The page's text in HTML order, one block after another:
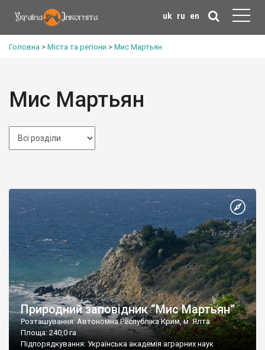
uk ru en
Головна > Міста та регіони > Мис Мартьян
Мис Мартьян
Природний заповідник “Мис Мартьян”
Розташування: Автономна Республіка Крим, м. Ялта
Площа: 240,0 га
Підпорядкування: Українська академія аграрних наук